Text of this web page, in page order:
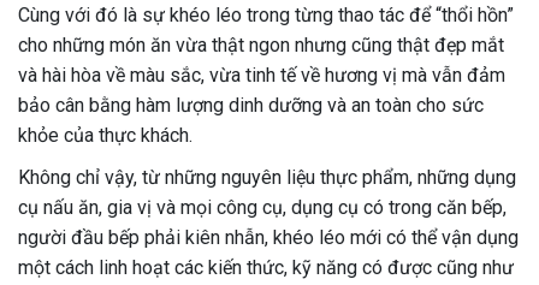
Cùng với đó là sự khéo léo trong từng thao tác để “thổi hồn”
cho những món ăn vừa thật ngon nhưng cũng thật đẹp mắt
và hài hòa về màu sắc, vừa tinh tế về hương vị mà vẫn đảm
bảo cân bằng hàm lượng dinh dưỡng và an toàn cho sức
khỏe của thực khách.
Không chỉ vậy, từ những nguyên liệu thực phẩm, những dụng
cụ nấu ăn, gia vị và mọi công cụ, dụng cụ có trong căn bếp,
người đầu bếp phải kiên nhẫn, khéo léo mới có thể vận dụng
một cách linh hoạt các kiến thức, kỹ năng có được cũng như